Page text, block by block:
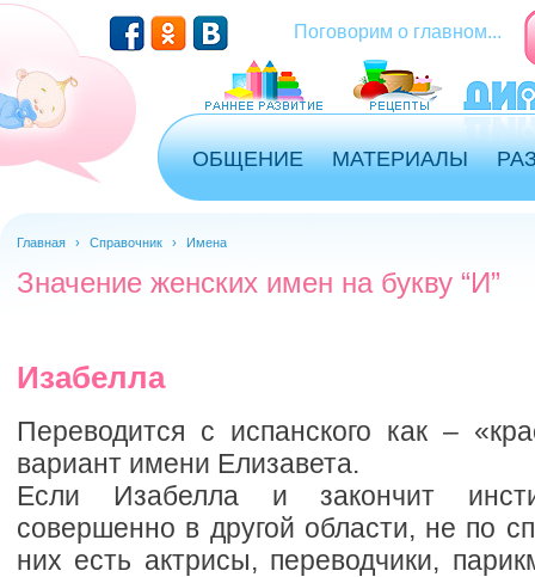
Поговорим о главном...
ОБЩЕНИЕ МАТЕРИАЛЫ
Главная › Справочник › Имена
Значение женских имен на букву “И”
Изабелла
Переводится с испанского как –
вариант имени Елизавета.
Если Изабелла и закончит
совершенно в другой области, не по
них есть актрисы, переводчики,